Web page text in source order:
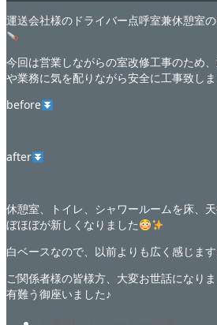
運送会社様のドライバー点呼室兼休憩室
今回は営業しながらの室改修工事のため
や業務に気を配りながら安全に工事致し
before
after
休憩室、トイレ、シャワールームを床、
ぼほぼが新しくなりました
白ベースなので、以前よりも広く感じます
ご関係者様の皆様方、大変お世話になり
有難う御座いました♪